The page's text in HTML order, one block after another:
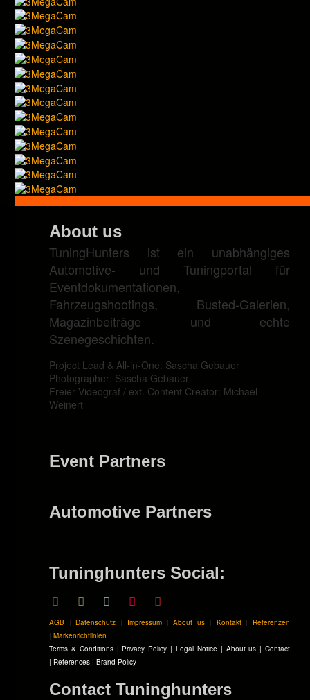
About us
TuningHunters ist ein unabhängiges
Automotive- und Tuningportal für
Eventdokumentationen,
Fahrzeugshootings, Busted-Galerien,
Magazinbeiträge und echte
Szenegeschichten.
Project Lead & All-in-One: Sascha Gebauer
Photographer: Sascha Gebauer
Freier Videograf / ext. Content Creator: Michael
Weinert
Event Partners
Automotive Partners
Tuninghunters Social:
AGB |Datenschutz | Impressum|About us | Kontakt| Referenzen
| Markenrichtlinien
Terms & Conditions| Privacy Policy | Legal Notice| About us |Contact
| References | Brand Policy
Contact Tuninghunters